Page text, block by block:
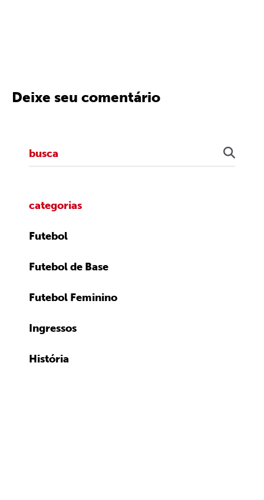
Deixe seu comentário
categorias
Futebol
Futebol de Base
Futebol Feminino
Ingressos
História